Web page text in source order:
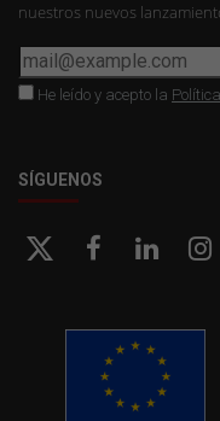
nuestros nuevos
He leído y acepto la
SÍGUENOS